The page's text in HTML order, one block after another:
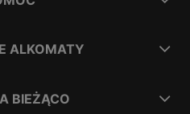
ALKOMATY
BIEŻĄCO